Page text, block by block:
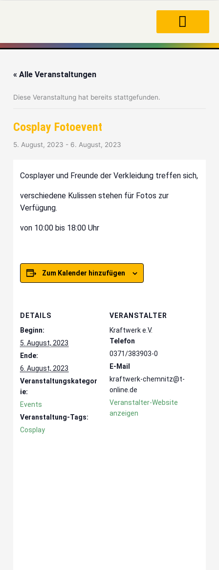
« Alle Veranstaltungen
Diese Veranstaltung hat bereits stattgefunden.
Cosplay Fotoevent
5. August, 2023 - 6. August, 2023
Cosplayer und Freunde der Verkleidung treffen sich,
verschiedene Kulissen stehen für Fotos zur
Verfügung.
von 10:00 bis 18:00 Uhr
Zum Kalender hinzufügen
DETAILS
Beginn:
5. August, 2023
Ende:
6. August, 2023
Veranstaltungskategor
ie:
Events
Veranstaltung-Tags:
Cosplay
VERANSTALTER
Kraftwerk e.V.
Telefon
0371/383903-0
E-Mail
kraftwerk-chemnitz@t-
online.de
Veranstalter-Website
anzeigen